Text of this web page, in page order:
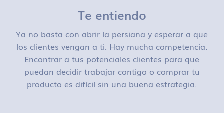
Te entiendo
Ya no basta con abrir la persiana y esperar a que
los clientes vengan a ti. Hay mucha competencia.
Encontrar a tus potenciales clientes para que
puedan decidir trabajar contigo o comprar tu
producto es difícil sin una buena estrategia.